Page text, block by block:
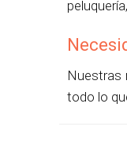
Nuestras
todo lo